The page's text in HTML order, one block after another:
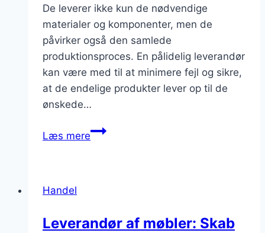
De leverer ikke kun de nødvendige
materialer og komponenter, men de
påvirker også den samlede
produktionsproces. En pålidelig leverandør
kan være med til at minimere fejl og sikre,
at de endelige produkter lever op til de
ønskede…
Læs mereLeverandørens
du
Handel
Leverandør af møbler: Skab